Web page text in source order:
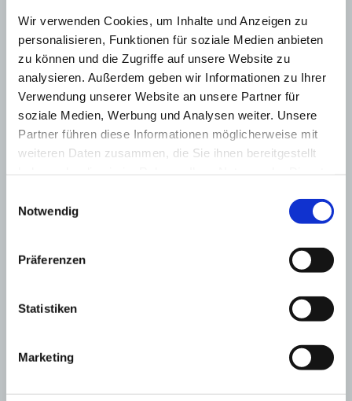
Wir verwenden Cookies, um Inhalte und Anzeigen zu
personalisieren, Funktionen für soziale Medien anbieten
zu können und die Zugriffe auf unsere Website zu
analysieren. Außerdem geben wir Informationen zu Ihrer
Verwendung unserer Website an unsere Partner für
soziale Medien, Werbung und Analysen weiter. Unsere
Partner führen diese Informationen möglicherweise mit
weiteren Daten zusammen, die Sie ihnen bereitgestellt
Notwendig
Präferenzen
Statistiken
Marketing